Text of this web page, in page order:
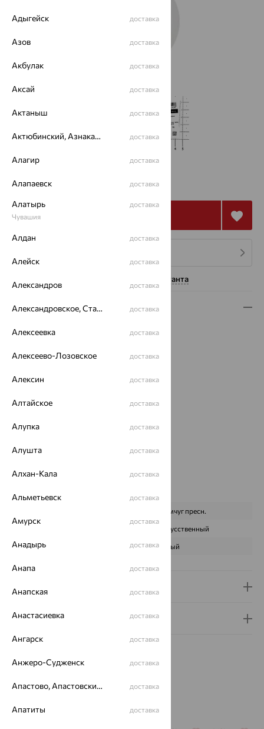
от 4 211 11 696₽
Нужна помощь консультанта
Описание
Вид изделия:
Металл:Золото
Проба:585
Страна происхождения:
Вид вставки:
Цвет вставки:
Наименование цвета вставки:
Белый
Характеристика вставки:
Жемчуг пресн.
Искусственный
ЦВЕТ Белый
Доставка и оплата
Гарантия и возврат
Адыгейск доставка
Азов доставка
Акбулак доставка
Аксай доставка
Актаныш доставка
Актюбинский, Азнакаевский район доставка
Алагир доставка
Алапаевск доставка
Алатырь
Чувашия
доставка
Алдан доставка
Алейск доставка
Александров доставка
Александровское, Ставропольский край доставка
Алексеевка доставка
Алексеево-Лозовское доставка
Алексин доставка
Алтайское доставка
Алупка доставка
Алушта доставка
Алхан-Кала доставка
Альметьевск доставка
Амурск доставка
Анадырь доставка
Анапа доставка
Анапская доставка
Анастасиевка доставка
Ангарск доставка
Анжеро-Судженск доставка
Апастово, Апастовский район доставка
Апатиты доставка